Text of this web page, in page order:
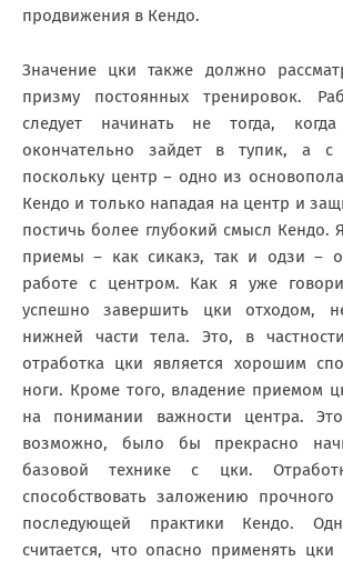
продвижения в Кендо.
Значение цки также должно
призму постоянных тренировок.
следует начинать не тогда,
окончательно зайдет в тупик, а с
поскольку центр – одно из
Кендо и только нападая на центр и
постичь более глубокий смысл Кендо.
приемы – как сикакэ, так и одзи –
работе с центром. Как я уже
успешно завершить цки отходом,
нижней части тела. Это, в
отработка цки является хорошим
ноги. Кроме того, владение приемом
на понимании важности центра.
возможно, было бы прекрасно
базовой технике с цки.
способствовать заложению
последующей практики Кендо.
считается, что опасно применять